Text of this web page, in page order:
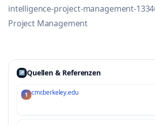
intelligence-project-management-
Project Management
↗ Quellen & Referenzen
1 cmr.berkeley.edu